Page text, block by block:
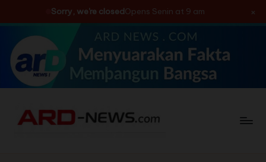
Sorry, we're closedOpens Senin at 9 am ×
Skip
content